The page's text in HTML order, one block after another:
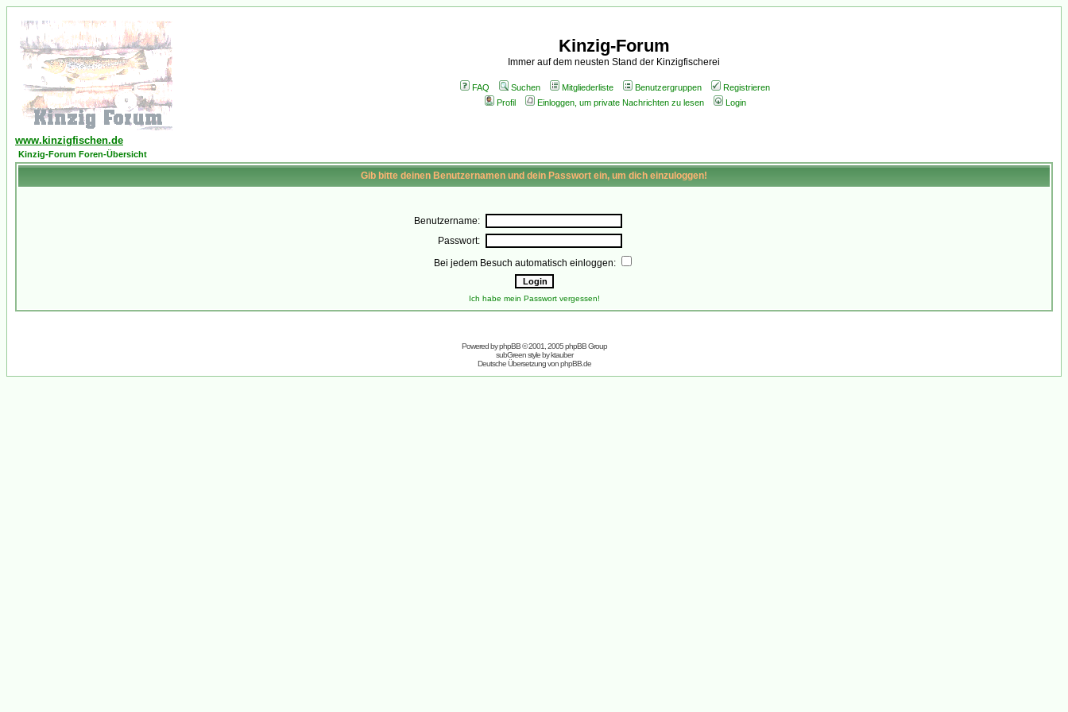
Kinzig-Forum
Immer auf dem neusten Stand der Kinzigfischerei
FAQ Suchen Mitgliederliste Benutzergruppen
Registrieren
Profil
Einloggen, um private Nachrichten zu lesen Login
www.kinzigfischen.de
Kinzig-Forum Foren-Übersicht
Gib bitte deinen Benutzernamen und dein Passwort ein, um dich einzuloggen!
Benutzername:
Passwort:
Bei jedem Besuch automatisch einloggen:
Ich habe mein Passwort vergessen!
Powered byphpBB© 2001, 2005 phpBB Group
subGreen style byktauber
Deutsche Übersetzung vonphpBB.de